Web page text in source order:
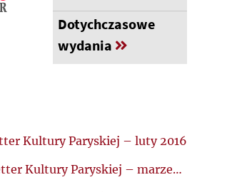
Dotychczasowe
wydania
Kultury Paryskiej – luty 2016
2. Newsletter Kultury Paryskiej – marzec 2016